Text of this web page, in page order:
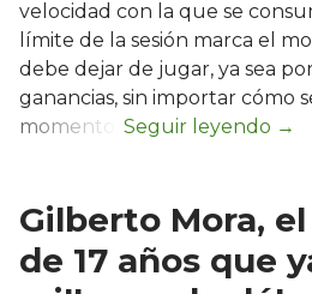
velocidad con la que se
límite de la sesión marca el
debe dejar de jugar, ya sea
ganancias, sin importar cómo
momento.
Gilberto Mora,
de 17 años que